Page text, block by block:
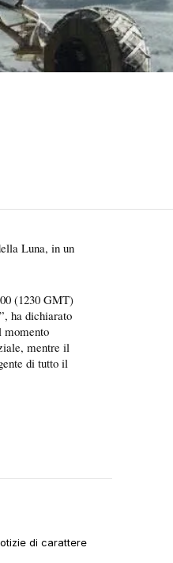
Luna, in un
(1230 GMT)
ha dichiarato
momento
mentre il
di tutto il
di carattere